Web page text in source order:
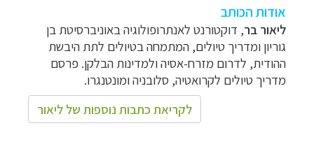
אודות הכותב
ליאור בר, דוקטורנט לאנתרופולוגיה באוניברסיטת בן
גוריון ומדריך טיולים, המתמחה בטיולים לתת היבשת
ההודית, לדרום מזרח-אסיה ולמדינות הבלקן. פרסם
מדריך טיולים לקרואטיה, סלובניה ומונטנגרו.
לקריאת כתבות נוספות של ליאור